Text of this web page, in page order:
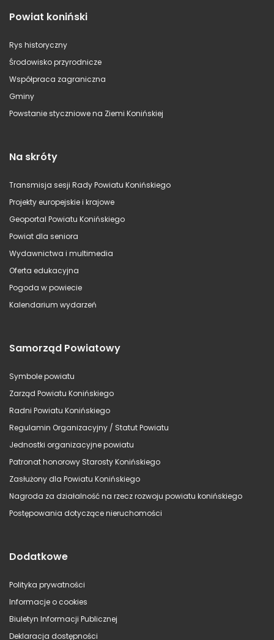
Powiat koniński
Rys historyczny
Środowisko przyrodnicze
Współpraca zagraniczna
Gminy
Powstanie styczniowe na Ziemi Konińskiej
Na skróty
Transmisja sesji Rady Powiatu Konińskiego
Projekty europejskie i krajowe
Geoportal Powiatu Konińskiego
Powiat dla seniora
Wydawnictwa i multimedia
Oferta edukacyjna
Pogoda w powiecie
Kalendarium wydarzeń
Samorząd Powiatowy
Symbole powiatu
Zarząd Powiatu Konińskiego
Radni Powiatu Konińskiego
Regulamin Organizacyjny / Statut Powiatu
Jednostki organizacyjne powiatu
Patronat honorowy Starosty Konińskiego
Zasłużony dla Powiatu Konińskiego
Nagroda za działalność na rzecz rozwoju powiatu konińskiego
Postępowania dotyczące nieruchomości
Dodatkowe
Polityka prywatności
Informacje o cookies
Biuletyn Informacji Publicznej
Deklaracja dostępności